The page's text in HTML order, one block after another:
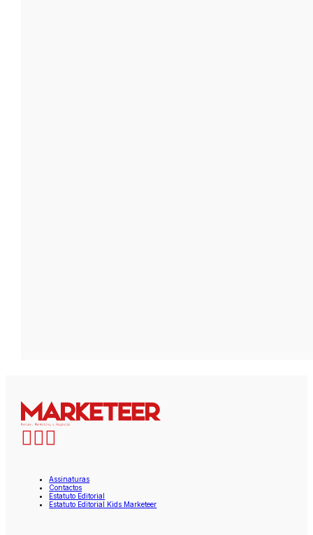
Assinaturas
Contactos
Estatuto Editorial
Estatuto Editorial Kids Marketeer